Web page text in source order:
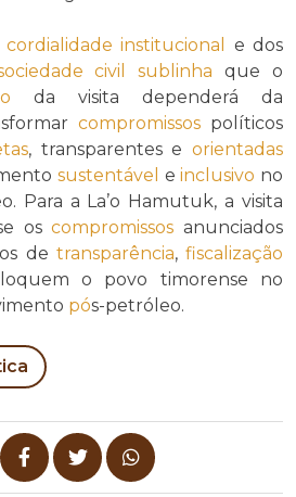
cordialidade institucional
e dos
civil sublinha que o
da visita dependerá da
compromissospolíticos
, transparentes eorientadas
sustentável einclusivo no
Para a La’o Hamutuk, a visita
oscompromissos anunciados
de transparência, fiscalização
o povo timorense no
pós-petróleo.